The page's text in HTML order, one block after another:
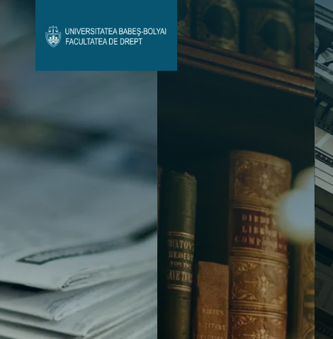
Avizier Studenți Admitere
Contact